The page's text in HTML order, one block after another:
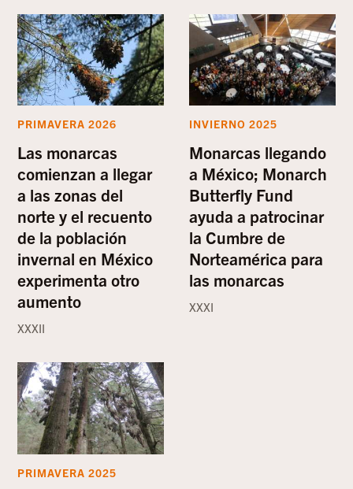
PRIMAVERA 2026
Las monarcas
comienzan a llegar
a las zonas del
norte y el recuento
de la población
invernal en México
experimenta otro
aumento
XXXII
INVIERNO 2025
Monarcas llegando
a México; Monarch
Butterfly Fund
ayuda a patrocinar
la Cumbre de
Norteamérica para
las monarcas
XXXI
PRIMAVERA 2025